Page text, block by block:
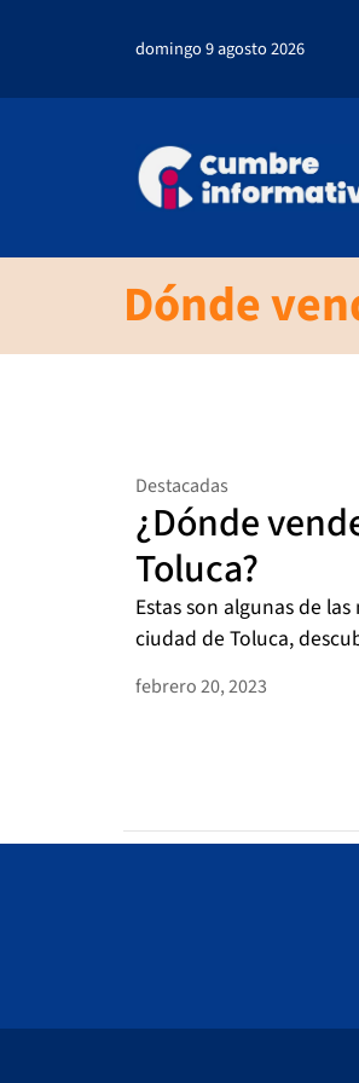
domingo 9 agosto 2026
Dónde
Destacadas
¿Dónde
Toluca?
Estas son algunas de
ciudad de Toluca,
febrero 20, 2023